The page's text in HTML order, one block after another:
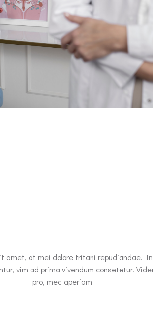
amet, at mei dolore tritani repudiandae.
vim ad prima vivendum consetetur.
pro, mea aperiam